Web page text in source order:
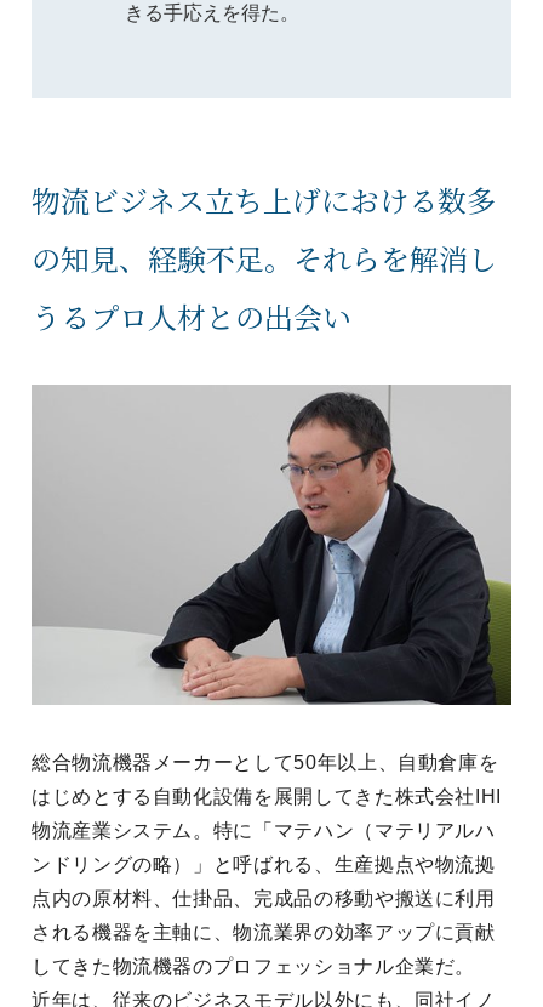
きる手応えを得た。
物流ビジネス立ち上げにおける数多
の知見、経験不足。それらを解消し
うるプロ人材との出会い
総合物流機器メーカーとして50年以上、自動倉庫を
はじめとする自動化設備を展開してきた株式会社IHI
物流産業システム。特に「マテハン（マテリアルハ
ンドリングの略）」と呼ばれる、生産拠点や物流拠
点内の原材料、仕掛品、完成品の移動や搬送に利用
される機器を主軸に、物流業界の効率アップに貢献
してきた物流機器のプロフェッショナル企業だ。
近年は、従来のビジネスモデル以外にも、同社イノ